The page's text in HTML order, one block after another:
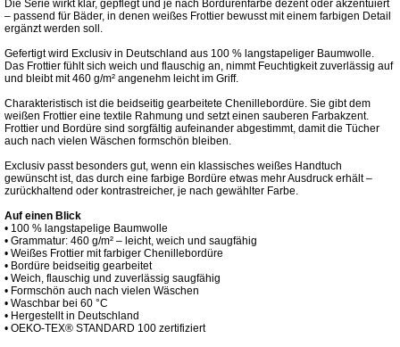
Die Serie wirkt klar, gepflegt und je nach Bordürenfarbe dezent oder akzentuiert
– passend für Bäder, in denen weißes Frottier bewusst mit einem farbigen Detail
ergänzt werden soll.
Gefertigt wird Exclusiv in Deutschland aus 100 % langstapeliger Baumwolle.
Das Frottier fühlt sich weich und flauschig an, nimmt Feuchtigkeit zuverlässig auf
und bleibt mit 460 g/m² angenehm leicht im Griff.
Charakteristisch ist die beidseitig gearbeitete Chenillebordüre. Sie gibt dem
weißen Frottier eine textile Rahmung und setzt einen sauberen Farbakzent.
Frottier und Bordüre sind sorgfältig aufeinander abgestimmt, damit die Tücher
auch nach vielen Wäschen formschön bleiben.
Exclusiv passt besonders gut, wenn ein klassisches weißes Handtuch
gewünscht ist, das durch eine farbige Bordüre etwas mehr Ausdruck erhält –
zurückhaltend oder kontrastreicher, je nach gewählter Farbe.
Auf einen Blick
• 100 % langstapelige Baumwolle
• Grammatur: 460 g/m² – leicht, weich und saugfähig
• Weißes Frottier mit farbiger Chenillebordüre
• Bordüre beidseitig gearbeitet
• Weich, flauschig und zuverlässig saugfähig
• Formschön auch nach vielen Wäschen
• Waschbar bei 60 °C
• Hergestellt in Deutschland
• OEKO-TEX® STANDARD 100 zertifiziert